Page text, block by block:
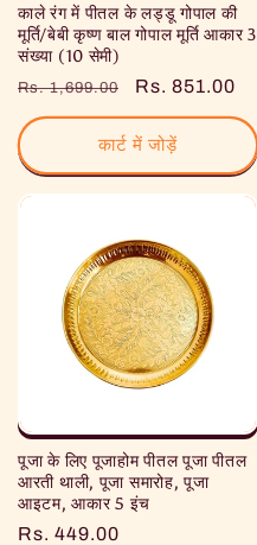
काले रंग में पीतल के लड्डू गोपाल की
मूर्ति/बेबी कृष्ण बाल गोपाल मूर्ति आकार 3
संख्या (10 सेमी)
नियमित
रूप
से
मूल्य
Rs. 1,699.00
विक्रय
कीमत
Rs. 851.00
कार्ट में जोड़ें
पूजा के लिए पूजाहोम पीतल पूजा पीतल
आरती थाली, पूजा समारोह, पूजा
आइटम, आकार 5 इंच
नियमित
Rs. 449.00